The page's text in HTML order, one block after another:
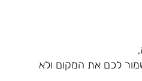
לכם את המקום ולא